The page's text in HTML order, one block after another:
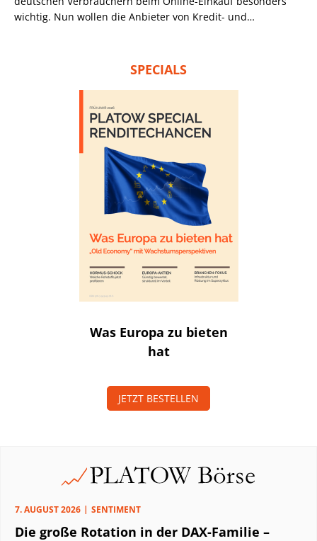
wichtig. Nun wollen die Anbieter von Kredit- und
bequemer machen soll. Vor allem Visa rührt die
Werbetrommel für das Bezahlverfahren Click to Pay. Debit-
und Kreditkartenkunden können damit online zahlen, ohne
weitere Daten – etwa die 16-stellige Kartennummer –
eingeben zu müssen.
SPECIALS
Was Europa zu bieten
hat
JETZT BESTELLEN
7. AUGUST 2026 SENTIMENT
Die große Rotation in der DAX-Familie –